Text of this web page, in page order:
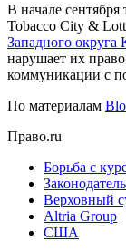
В начале
Tobacco City &
Западного округа
нарушает их
коммуникации с
По материалам
Право.ru
Борьба с
Верховный
Altria Group
США